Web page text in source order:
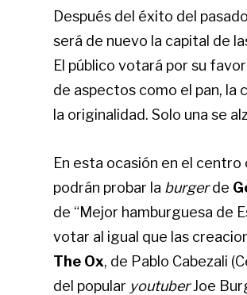
Después del éxito del
será de nuevo la capital de
El público votará por su
de aspectos como el pan, la
la originalidad. Solo una se
En esta ocasión en el
podrán probar la burgerde
de “Mejor hamburguesa de
votar al igual que las
The Ox, de Pablo Cabezali
del popular youtuberJoe